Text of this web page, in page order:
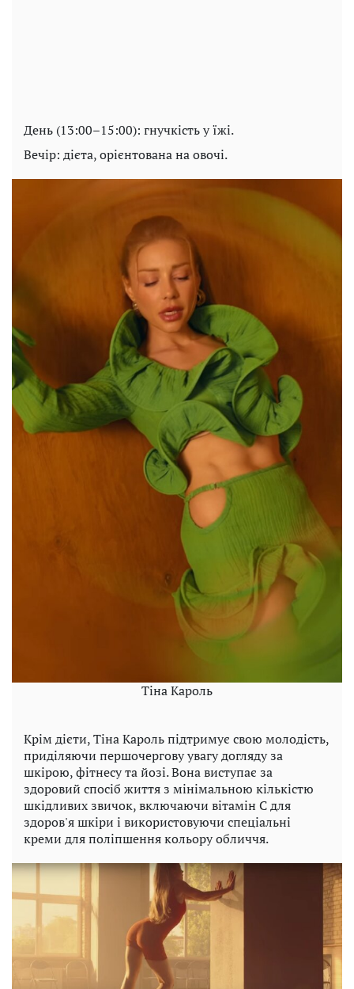
День (13:00–15:00): гнучкість у їжі.
Вечір: дієта, орієнтована на овочі.
Тіна Кароль
Крім дієти, Тіна Кароль підтримує свою молодість,
приділяючи першочергову увагу догляду за
шкірою, фітнесу та йозі. Вона виступає за
здоровий спосіб життя з мінімальною кількістю
шкідливих звичок, включаючи вітамін С для
здоров'я шкіри і використовуючи спеціальні
креми для поліпшення кольору обличчя.